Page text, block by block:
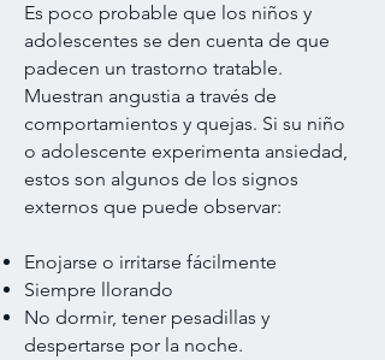
Es poco probable que los niños y
adolescentes se den cuenta de que
padecen un trastorno tratable.
Muestran angustia a través de
comportamientos y quejas. Si su niño
o adolescente experimenta ansiedad,
estos son algunos de los signos
externos que puede observar:
Enojarse o irritarse fácilmente
Siempre llorando
No dormir, tener pesadillas y
despertarse por la noche.